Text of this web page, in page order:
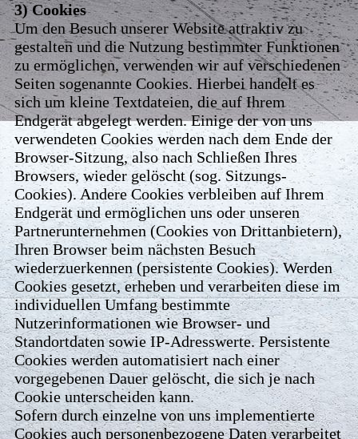
3) Cookies
Um den Besuch unserer Website attraktiv zu
gestalten und die Nutzung bestimmter Funktionen
zu ermöglichen, verwenden wir auf verschiedenen
Seiten sogenannte Cookies. Hierbei handelt es
sich um kleine Textdateien, die auf Ihrem
Endgerät abgelegt werden. Einige der von uns
verwendeten Cookies werden nach dem Ende der
Browser-Sitzung, also nach Schließen Ihres
Browsers, wieder gelöscht (sog. Sitzungs-
Cookies). Andere Cookies verbleiben auf Ihrem
Endgerät und ermöglichen uns oder unseren
Partnerunternehmen (Cookies von Drittanbietern),
Ihren Browser beim nächsten Besuch
wiederzuerkennen (persistente Cookies). Werden
Cookies gesetzt, erheben und verarbeiten diese im
individuellen Umfang bestimmte
Nutzerinformationen wie Browser- und
Standortdaten sowie IP-Adresswerte. Persistente
Cookies werden automatisiert nach einer
vorgegebenen Dauer gelöscht, die sich je nach
Cookie unterscheiden kann.
Sofern durch einzelne von uns implementierte
Cookies auch personenbezogene Daten verarbeitet